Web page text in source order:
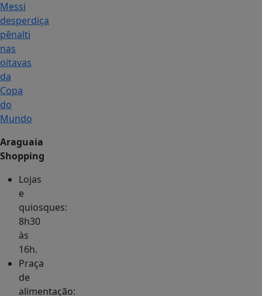
Messi
desperdiça
pênalti
nas
oitavas
da
Copa
do
Mundo
Araguaia
Shopping
Lojas
e
quiosques:
8h30
às
16h.
Praça
de
alimentação: